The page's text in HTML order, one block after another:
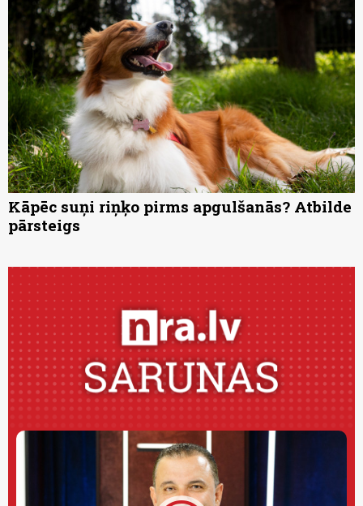
Kāpēc suņi riņķo pirms apgulšanās? Atbilde
pārsteigs